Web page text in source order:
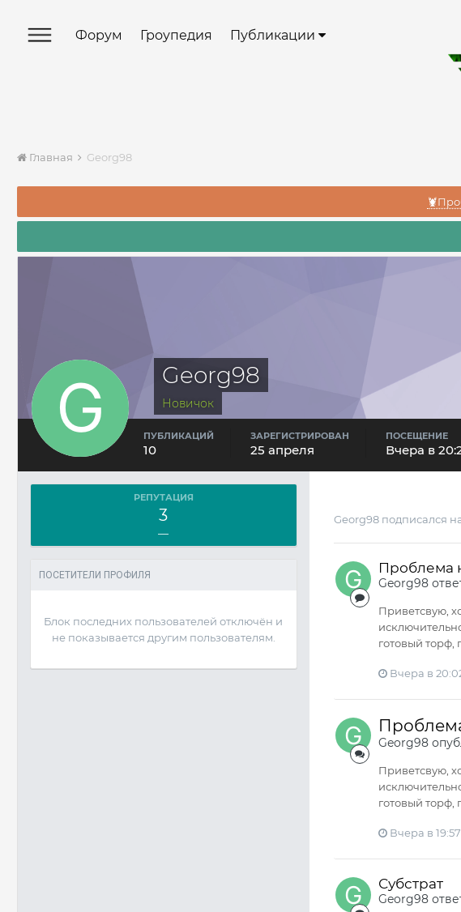
Форум Гроупедия Публикации
Главная Georg98
Georg98
Новичок
ПУБЛИКАЦИЙ
10
ЗАРЕГИСТРИРОВАН
25 апреля
ПОСЕЩЕНИЕ
Вчера в
РЕПУТАЦИЯ
3
—
ПОСЕТИТЕЛИ ПРОФИЛЯ
Блок последних пользователей отключён и
не показывается другим пользователям.
Georg98подписался
Проблема
Georg98
Приветсвую,
готовый торф,
Вчера в
Georg98
Приветсвую,
готовый торф,
Вчера в 19:57
Субстрат
Georg98